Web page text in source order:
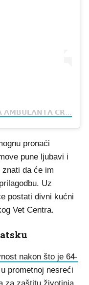
pronaći
pune ljubavi i
da će im
Uz
postati divni kućni
Vet Centra.
nakon što je 64-
u prometnoj nesreći